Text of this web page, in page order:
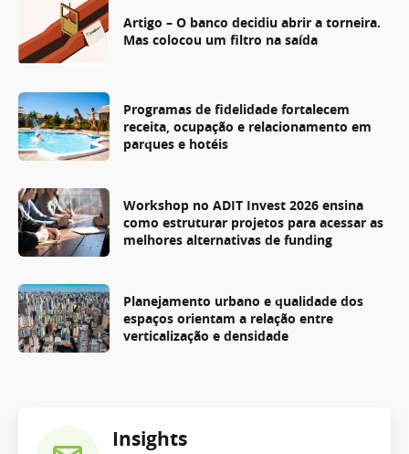
Artigo – O banco decidiu abrir a torneira.
Mas colocou um filtro na saída
Programas de fidelidade fortalecem
receita, ocupação e relacionamento em
parques e hotéis
Workshop no ADIT Invest 2026 ensina
como estruturar projetos para acessar as
melhores alternativas de funding
Planejamento urbano e qualidade dos
espaços orientam a relação entre
verticalização e densidade
Insights